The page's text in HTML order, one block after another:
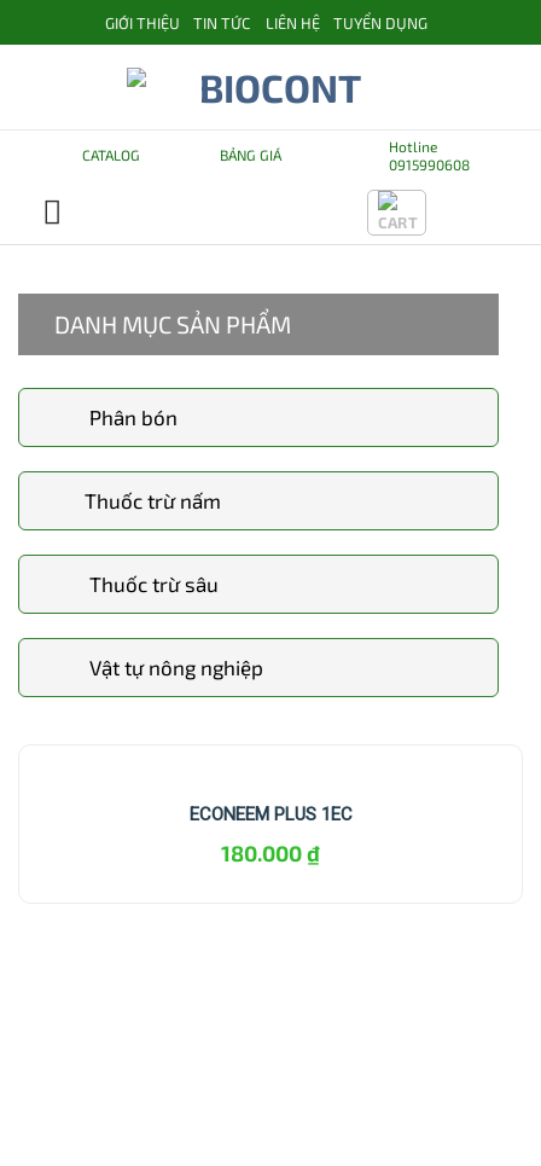
to
GIỚI THIỆU TIN TỨC LIÊN HỆ TUYỂN DỤNG
CATALOG BẢNG GIÁ
Hotline
0915990608
DANH MỤC SẢN PHẨM
Phân bón
Thuốc trừ nấm
Thuốc trừ sâu
Vật tự nông nghiệp
ECONEEM PLUS 1EC
180.000₫